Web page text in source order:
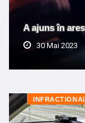
A ajuns în
30 Mai 2023